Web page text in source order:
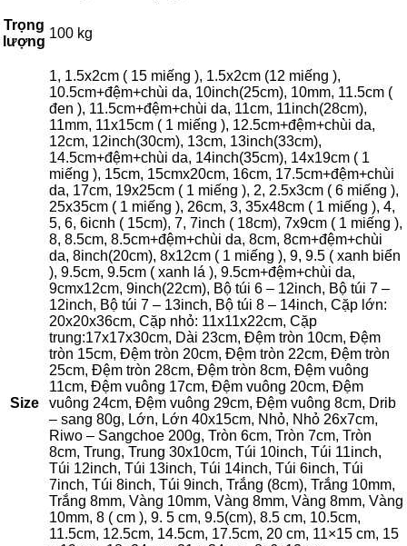
Trọng
lượng
100 kg
Size
1, 1.5x2cm ( 15 miếng ), 1.5x2cm (12 miếng ),
10.5cm+đệm+chùi da, 10inch(25cm), 10mm, 11.5cm (
đen ), 11.5cm+đệm+chùi da, 11cm, 11inch(28cm),
11mm, 11x15cm ( 1 miếng ), 12.5cm+đệm+chùi da,
12cm, 12inch(30cm), 13cm, 13inch(33cm),
14.5cm+đệm+chùi da, 14inch(35cm), 14x19cm ( 1
miếng ), 15cm, 15cmx20cm, 16cm, 17.5cm+đệm+chùi
da, 17cm, 19x25cm ( 1 miếng ), 2, 2.5x3cm ( 6 miếng ),
25x35cm ( 1 miếng ), 26cm, 3, 35x48cm ( 1 miếng ), 4,
5, 6, 6icnh ( 15cm), 7, 7inch ( 18cm), 7x9cm ( 1 miếng ),
8, 8.5cm, 8.5cm+đệm+chùi da, 8cm, 8cm+đệm+chùi
da, 8inch(20cm), 8x12cm ( 1 miếng ), 9, 9.5 ( xanh biển
), 9.5cm, 9.5cm ( xanh lá ), 9.5cm+đệm+chùi da,
9cmx12cm, 9inch(22cm), Bộ túi 6 – 12inch, Bộ túi 7 –
12inch, Bộ túi 7 – 13inch, Bộ túi 8 – 14inch, Cặp lớn:
20x20x36cm, Cặp nhỏ: 11x11x22cm, Cặp
trung:17x17x30cm, Dài 23cm, Đệm tròn 10cm, Đệm
tròn 15cm, Đệm tròn 20cm, Đệm tròn 22cm, Đệm tròn
25cm, Đệm tròn 28cm, Đệm tròn 8cm, Đệm vuông
11cm, Đệm vuông 17cm, Đệm vuông 20cm, Đệm
vuông 24cm, Đệm vuông 29cm, Đệm vuông 8cm, Drib
– sang 80g, Lớn, Lớn 40x15cm, Nhỏ, Nhỏ 26x7cm,
Riwo – Sangchoe 200g, Tròn 6cm, Tròn 7cm, Tròn
8cm, Trung, Trung 30x10cm, Túi 10inch, Túi 11inch,
Túi 12inch, Túi 13inch, Túi 14inch, Túi 6inch, Túi
7inch, Túi 8inch, Túi 9inch, Trắng (8cm), Trắng 10mm,
Trắng 8mm, Vàng 10mm, Vàng 8mm, Vàng 8mm, Vàng
10mm, 8 ( cm ), 9. 5 cm, 9.5(cm), 8.5 cm, 10.5cm,
11.5cm, 12.5cm, 14.5cm, 17.5cm, 20 cm, 11×15 cm, 15